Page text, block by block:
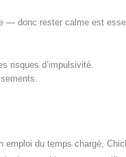
— donc rester calme est
risques d’impulsivité.
emploi du temps chargé,